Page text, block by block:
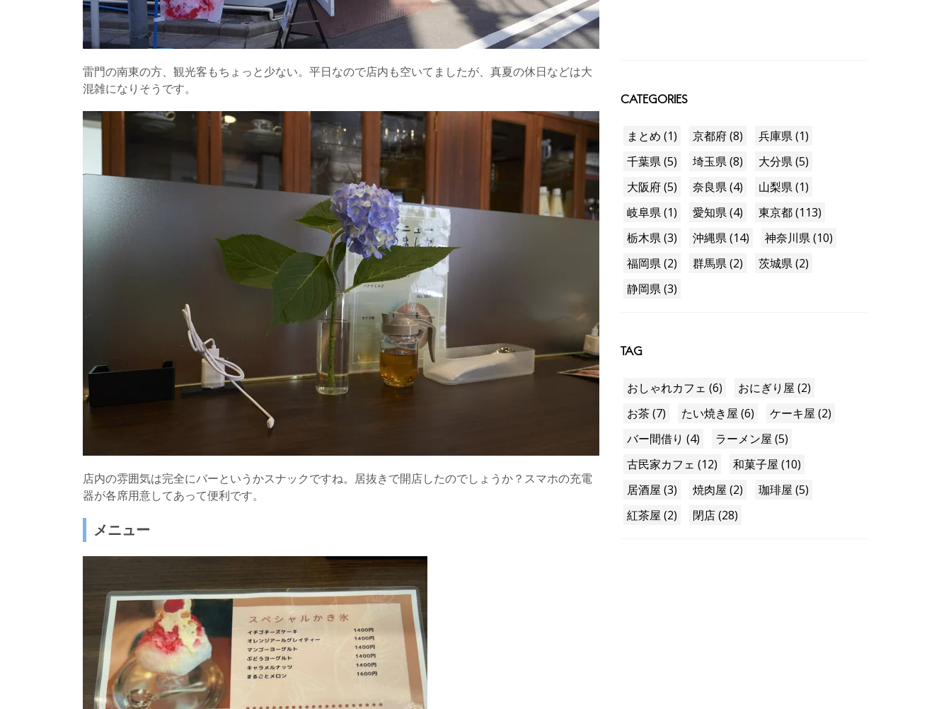
雷門の南東の方、観光客もちょっと少ない。平日なので店内も空いてましたが、真夏の休日などは大
混雑になりそうです。
店内の雰囲気は完全にバーというかスナックですね。居抜きで開店したのでしょうか？スマホの充電
器が各席用意してあって便利です。
メニュー
CATEGORIES
まとめ (1) 京都府 (8)
兵庫県 (1)
千葉県 (5)
埼玉県 (8)
大分県 (5)
大阪府 (5)
奈良県 (4)
山梨県 (1)
岐阜県 (1)
愛知県 (4)
東京都 (113)
栃木県 (3)
沖縄県 (14)
神奈川県 (10)
福岡県 (2)
群馬県 (2)
茨城県 (2)
静岡県 (3)
TAG
おしゃれカフェ (6)
おにぎり屋 (2)
お茶 (7)
たい焼き屋 (6)
ケーキ屋 (2)
バー間借り (4)
ラーメン屋 (5)
古民家カフェ (12)
和菓子屋 (10)
居酒屋 (3)
焼肉屋 (2)
珈琲屋 (5)
紅茶屋 (2)
閉店 (28)